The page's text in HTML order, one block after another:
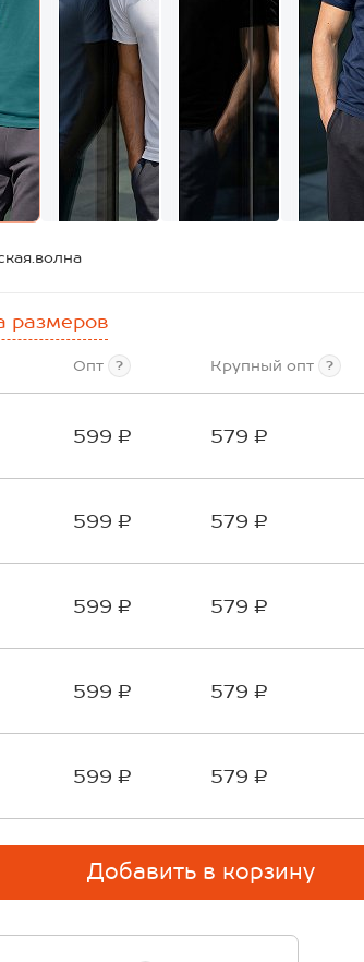
размеров
Опт ? Крупный опт ?
599 ₽ 579 ₽
599 ₽ 579 ₽
599 ₽ 579 ₽
599 ₽ 579 ₽
599 ₽ 579 ₽
Добавить в корзину